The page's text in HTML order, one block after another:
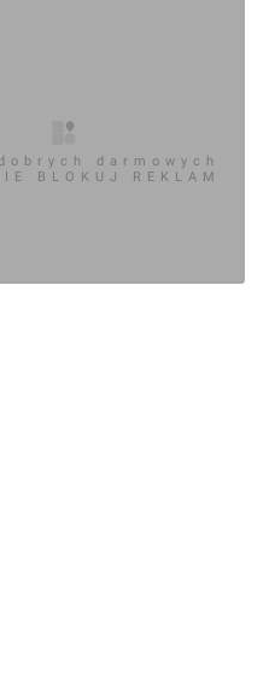
darmowych
BLOKUJ REKLAM